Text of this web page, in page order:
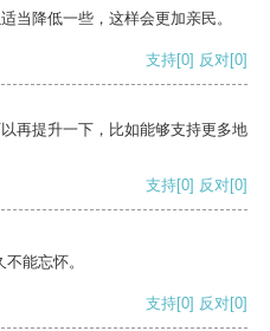
当降低一些，这样会更加亲民。
支持[0] 反对[0]
再提升一下，比如能够支持更多地
支持[0] 反对[0]
能忘怀。
支持[0] 反对[0]